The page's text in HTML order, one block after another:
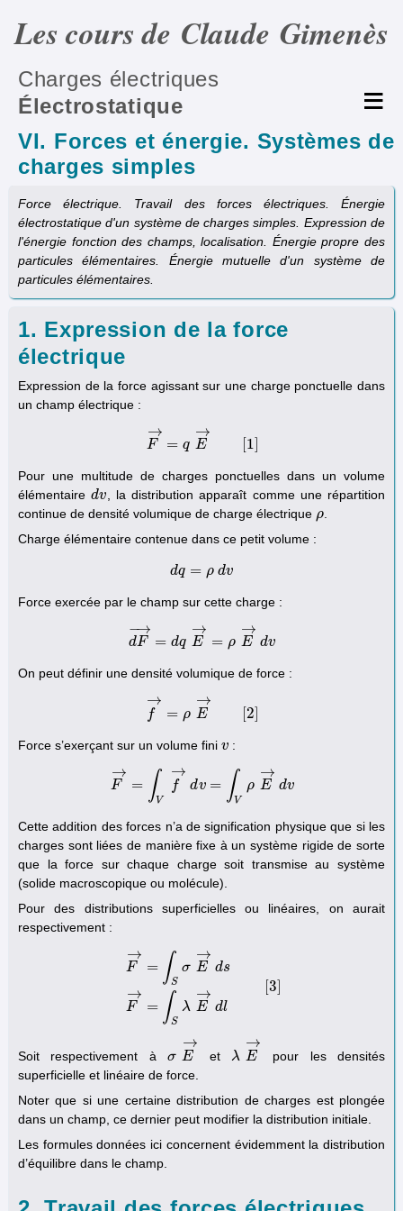
Les cours de Claude Gimenès
Charges électriques
Électrostatique
VI. Forces et énergie. Systèmes de
charges simples
Force électrique. Travail des forces électriques. Énergie
électrostatique d'un système de charges simples. Expression de
l'énergie fonction des champs, localisation. Énergie propre des
particules élémentaires. Énergie mutuelle d'un système de
particules élémentaires.
1. Expression de la force
électrique
Expression de la force agissant sur une charge ponctuelle dans
un champ électrique :
F
→
= q E
→
1
F→= q E
Pour une multitude de charges ponctuelles dans un volume
élémentairedv
dv
, la distribution apparaît comme une répartition
continue de densité volumique de charge électrique ρ
ρ
Charge élémentaire contenue dans ce petit volume :
dq = ρ dv
d q=ρ dv
Force exercée par le champ sur cette charge :
dF
−→
= dq E
→
= ρ E
→
dv
dF →=dq E→ =ρ E → d v
On peut définir une densité volumique de force :
f
→
= ρ E
→
[2]
f→ =ρ E
Force s’exerçant sur un volume fini v
v :
F
→
= ∫V
f
→
dv = ∫V
ρ E
→
dv
F→ = f→ dv=∫V E → dv
Cette addition des forces n’a de signification physique que si les
charges sont liées de manière fixe à un système rigide de sorte
que la force sur chaque charge soit transmise au système
(solide macroscopique ou molécule).
Pour des distributions superficielles ou linéaires, on aurait
respectivement :
F
→
= ∫S
σ E
→
ds
F
→
= ∫S
λ E
→
dl
3
→ σ E s →
Soit respectivement àσ E
→
σ E→ et λ E
→
λ E→
pour les densités
superficielle et linéaire de force.
Noter que si une certaine distribution de charges est plongée
dans un champ, ce dernier peut modifier la distribution initiale.
Les formules données ici concernent évidemment la distribution
d’équilibre dans le champ.